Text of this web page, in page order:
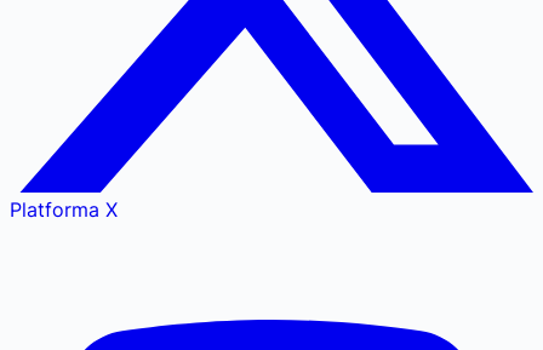
Platforma X